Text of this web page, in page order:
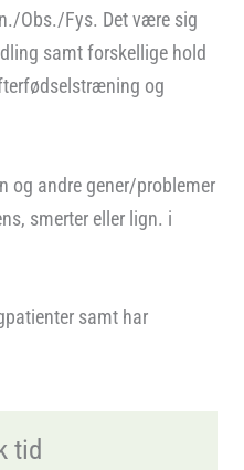
Obs./Fys. Det være sig
samt forskellige hold
og
og andre gener/problemer
smerter eller lign. i
samt har
tid